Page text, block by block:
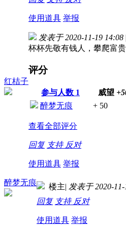
使用道具 举报
红桔子
发表于 2020-11-19 14:08
杯杯先敬有钱人，攀爬富
评分
参与人数 1 威望
醉梦无痕
+ 50
查看全部评分
回复 支持 反对
使用道具 举报
醉梦无痕 楼主| 发表于 2020-
回复 支持 反对
使用道具 举报